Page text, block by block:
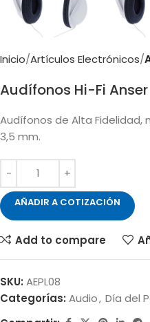
Inicio Artículos Electrónicos
Audífonos Hi-Fi Anser
Audífonos de Alta Fidelidad,
3,5 mm.
AÑADIR A COTIZACIÓN
Add to compare
SKU: AEPL08
Categorías: Audio, Día del